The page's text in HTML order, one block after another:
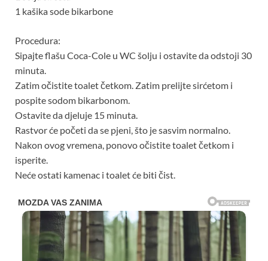
1 kašika sode bikarbone
Procedura:
Sipajte flašu Coca-Cole u WC šolju i ostavite da odstoji 30
minuta.
Zatim očistite toalet četkom. Zatim prelijte sirćetom i
pospite sodom bikarbonom.
Ostavite da djeluje 15 minuta.
Rastvor će početi da se pjeni, što je sasvim normalno.
Nakon ovog vremena, ponovo očistite toalet četkom i
isperite.
Neće ostati kamenac i toalet će biti čist.